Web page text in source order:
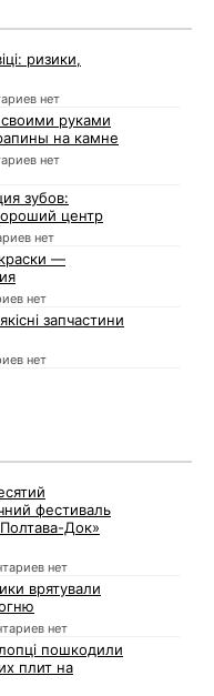
ризики,
нет
руками
на камне
нет
зубов:
центр
нет
—
нет
запчастини
нет
фестиваль
Док»
нет
врятували
нет
пошкодили
плит на